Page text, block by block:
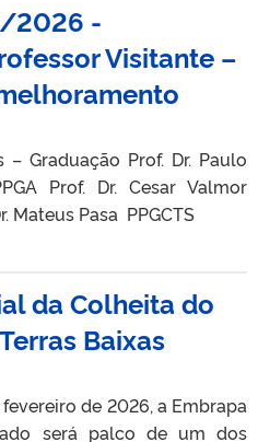
2026 -
Visitante –
Graduação Prof. Dr. Paulo
Prof. Dr. Cesar Valmor
Mateus Pasa PPGCTS
da Colheita do
Baixas
fevereiro de 2026, a Embrapa
será palco de um dos